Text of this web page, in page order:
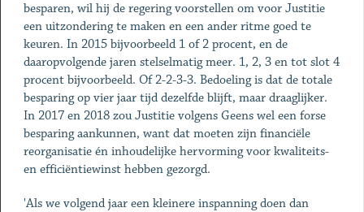
besparen, wil hij de regering voorstellen om voor Justitie
een uitzondering te maken en een ander ritme goed te
keuren. In 2015 bijvoorbeeld 1 of 2 procent, en de
daaropvolgende jaren stelselmatig meer. 1, 2, 3 en tot slot 4
procent bijvoorbeeld. Of 2-2-3-3. Bedoeling is dat de totale
besparing op vier jaar tijd dezelfde blijft, maar draaglijker.
In 2017 en 2018 zou Justitie volgens Geens wel een forse
besparing aankunnen, want dat moeten zijn financiële
reorganisatie én inhoudelijke hervorming voor kwaliteits-
en efficiëntiewinst hebben gezorgd.
'Als we volgend jaar een kleinere inspanning doen dan